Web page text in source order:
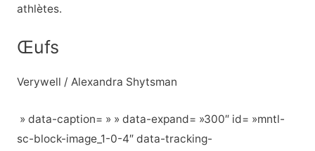
athlètes.
Œufs
Verywell / Alexandra Shytsman
» data-caption= » » data-expand= »300″ id= »mntl-
sc-block-image_1-0-4″ data-tracking-